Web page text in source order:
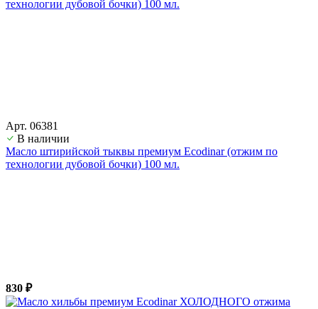
Арт. 06381
В наличии
Масло штирийской тыквы премиум Ecodinar (отжим по
технологии дубовой бочки) 100 мл.
830 ₽